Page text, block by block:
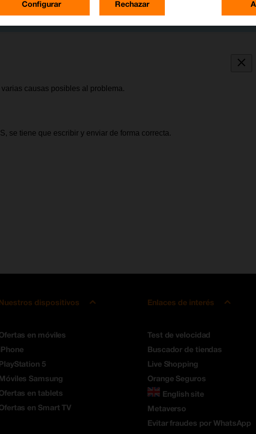
causas posibles al problema.
se tiene que escribir y enviar de forma correcta.
dispositivos
en móviles
5
Samsung
en tablets
en Smart TV
Enlaces de interés
Test de velocidad
Buscador de tiendas
Live Shopping
Orange Seguros
English site
Metaverso
Evitar fraudes por WhatsApp
Configurar Rechazar